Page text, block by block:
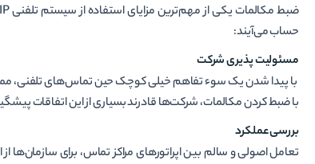
حساب می‌آیند:
مسئولیت پذیری شرکت
با پیدا شدن یک سوء تفاهم خیلی کوچک حین تماس‌های تلفنی،
با ضبط کردن مکالمات، شرکت‌ها قادرند بسیاری از این اتفاقات
بررسی عملکرد
تعامل اصولی و سالم بین اپراتورهای مراکز تماس، برای